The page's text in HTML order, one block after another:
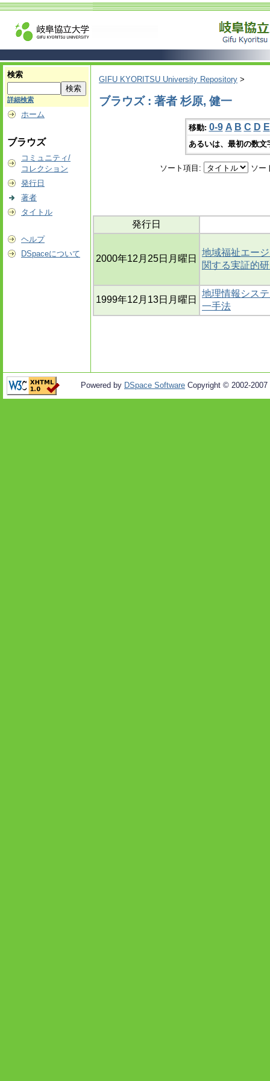
検索
詳細検索
ホーム
ブラウズ
コミュニティ/
コレクション
発行日
著者
タイトル
ヘルプ
DSpaceについて
GIFU KYORITSU University Repository >
ブラウズ : 著者 杉原, 健一
移動: 0-9 A B C D E
あるいは、最初の数
ソート項目: ソー
発行日
2000年12月25日月曜日
地域福祉エー
関する実証的
1999年12月13日月曜日
地理情報シス
一手法
Powered by DSpace Software Copyright © 2002-2007